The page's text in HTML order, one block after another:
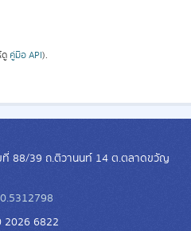
ดู คู่มือ API).
ที่ 88/39 ถ.ติวานนท์ 14 ต.ตลาดขวัญ
2026 6822